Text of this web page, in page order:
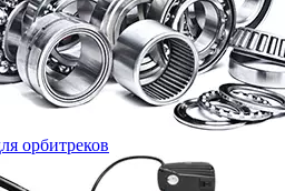
орбитреков